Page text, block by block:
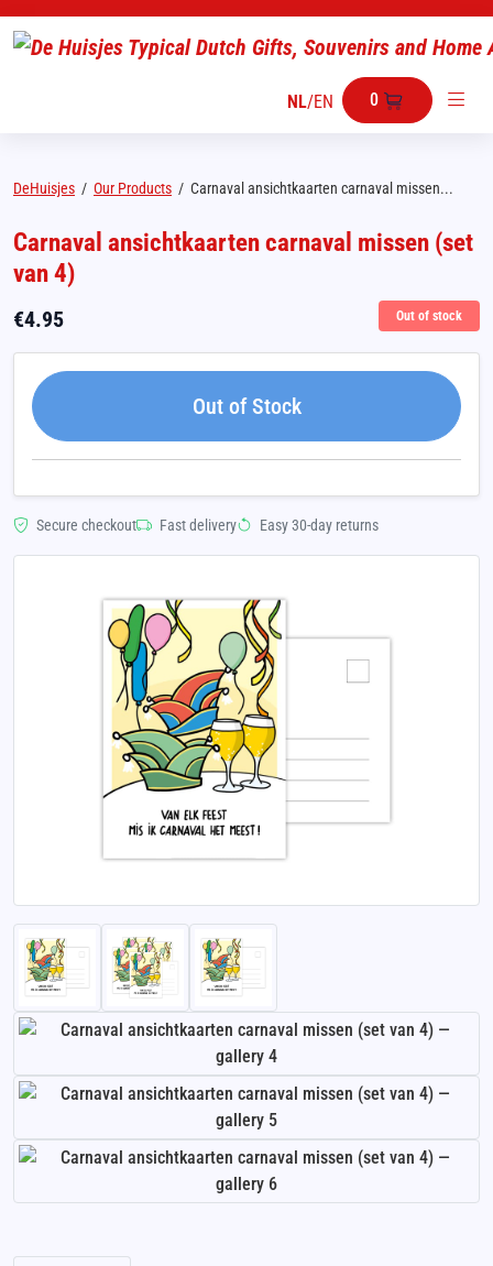
NL/EN 0
DeHuisjes / Our Products / Carnaval ansichtkaarten carnaval missen...
Carnaval ansichtkaarten carnaval missen (set
van 4)
€4.95 Out of stock
Out of Stock
Secure checkout Fast delivery Easy 30-day returns